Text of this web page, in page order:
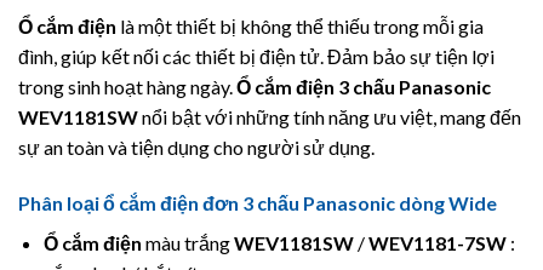
Ổ cắm điện là một thiết bị không thể thiếu trong mỗi gia
đình, giúp kết nối các thiết bị điện tử. Đảm bảo sự tiện lợi
trong sinh hoạt hàng ngày.Ổ cắm điện 3 chấu Panasonic
WEV1181SWnổi bật với những tính năng ưu việt, mang đến
sự an toàn và tiện dụng cho người sử dụng.
Phân loại ổ cắm điện đơn 3 chấu Panasonic dòng Wide
Ổ cắm điện màu trắngWEV1181SW/WEV1181-7SW: